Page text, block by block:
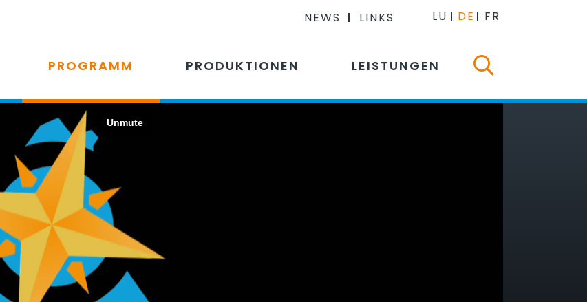
NEWS LINKS LU DE FR
PROGRAMM PRODUKTIONEN LEISTUNGEN